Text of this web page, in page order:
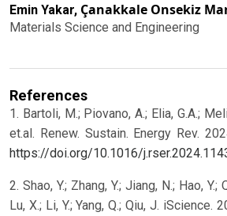
Emin Yakar, Çanakkale Onsekiz
Materials Science and Engineering
References
1. Bartoli, M.; Piovano, A.; Elia, G.A.;
et.al. Renew. Sustain. Energy Rev.
https://doi.org/10.1016/
2. Shao, Y.; Zhang, Y.; Jiang, N.; Hao, Y.;
Lu, X.; Li, Y.; Yang, Q.; Qiu, J. iScience.